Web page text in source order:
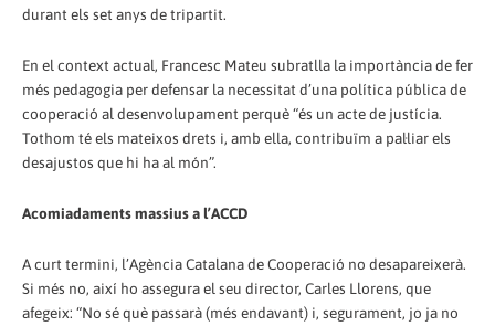
durant els set anys de tripartit.
En el context actual, Francesc Mateu subratlla la importància de fer
més pedagogia per defensar la necessitat d’una política pública de
cooperació al desenvolupament perquè “és un acte de justícia.
Tothom té els mateixos drets i, amb ella, contribuïm a pal·liar els
desajustos que hi ha al món”.
Acomiadaments massius a l’ACCD
A curt termini, l’Agència Catalana de Cooperació no desapareixerà.
Si més no, així ho assegura el seu director, Carles Llorens, que
afegeix: “No sé què passarà (més endavant) i, segurament, jo ja no